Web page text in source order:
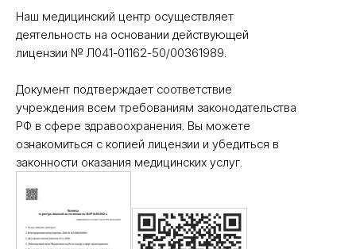
Наш медицинский центр осуществляет
деятельность на основании действующей
лицензии № Л041-01162-50/00361989.
Документ подтверждает соответствие
учреждения всем требованиям законодательства
РФ в сфере здравоохранения. Вы можете
ознакомиться с копией лицензии и убедиться в
законности оказания медицинских услуг.